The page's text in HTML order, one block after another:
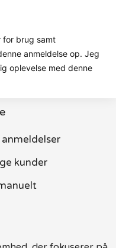
for brug samt
anmeldelse op. Jeg
oplevelse med denne
kunder